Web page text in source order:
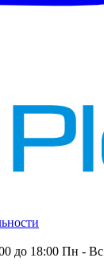
до 18:00 Пн - Вс